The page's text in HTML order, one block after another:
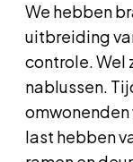
We hebben
uitbreiding
controle. Wel
nablussen.
omwonenden
last hebben